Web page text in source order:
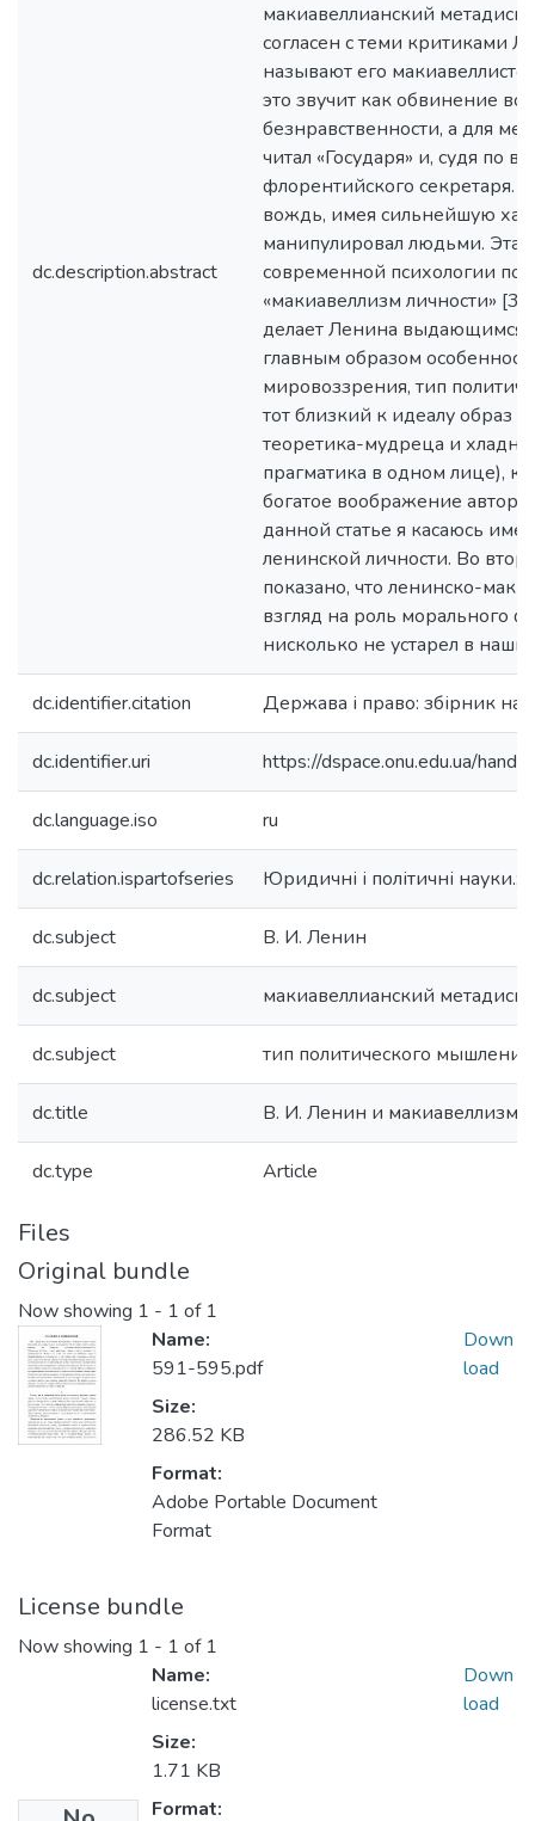
dc.description.abstract
макиавеллианский
согласен с теми критиками
называют его
это звучит как обвинение
безнравственности, а для
читал «Государя» и, судя по
флорентийского
вождь, имея сильнейшую
манипулировал людьми. Эта
современной психологии
«макиавеллизм личности»
делает Ленина выдающимся
главным образом
мировоззрения, тип
тот близкий к идеалу образ
теоретика-мудреца и
прагматика в одном лице),
богатое воображение автора
данной статье я касаюсь
ленинской личности. Во
показано, что ленинско-
взгляд на роль морального
нисколько не устарел в наши
dc.identifier.citation Держава і право: збірник
dc.identifier.uri https://dspace.onu.edu.ua/
dc.language.iso ru
dc.relation.ispartofseries Юридичні і політичні
dc.subject В. И. Ленин
dc.subject макиавеллианский
dc.subject тип политического мышления
dc.title В. И. Ленин и макиавеллизм
dc.type Article
Files
Original bundle
Now showing 1 - 1 of 1
Name:
591-595.pdf
Size:
286.52 KB
Format:
Adobe Portable Document
Format
Down
load
License bundle
Now showing 1 - 1 of 1
Name:
license.txt
Size:
1.71 KB
Format:
Down
load